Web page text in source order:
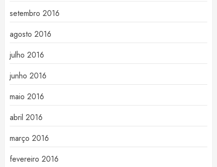
setembro 2016
agosto 2016
julho 2016
junho 2016
maio 2016
abril 2016
março 2016
fevereiro 2016